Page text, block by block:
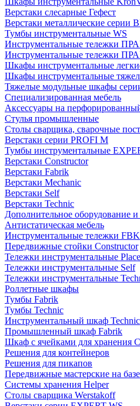
Верстаки слесарные Гефест
Верстаки металлические серии
Тумбы инструментальные WS
Инструментальные тележки
Инструментальные тележки
Шкафы инструментальные
Шкафы инструментальные
Тяжелые модульные шкафы
Cпециализированная мебель
Аксессуары на
Стулья промышленные
Столы сварщика, сварочные
Верстаки серии PROFI M
Тумбы инструментальные
Верстаки Constructor
Верстаки Fabrik
Верстаки Mechanic
Верстаки Self
Верстаки Technic
Дополнительное оборудование и
Антистатическая мебель
Инструментальные тележки FBK
Передвижные стойки Constructor
Тележки инструментальные Place
Тележки инструментальные Self
Тележки инструментальные
Роллетные шкафы
Тумбы Fabrik
Тумбы Technic
Инструментальный шкаф Technic
Промышленный шкаф Fabrik
Шкаф с ячейками для хранения
Решения для контейнеров
Решения для пикапов
Передвижные мастерские на
Системы хранения Helper
Столы сварщика Werstakoff